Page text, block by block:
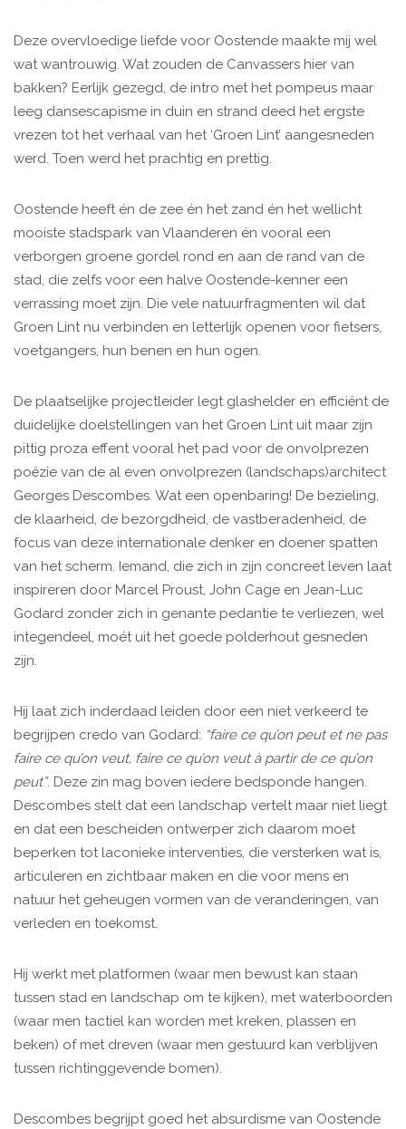
Deze overvloedige liefde voor Oostende maakte mij wel
wat wantrouwig. Wat zouden de Canvassers hier van
bakken? Eerlijk gezegd, de intro met het pompeus maar
leeg dansescapisme in duin en strand deed het ergste
vrezen tot het verhaal van het ‘Groen Lint’ aangesneden
werd. Toen werd het prachtig en prettig.
Oostende heeft én de zee én het zand én het wellicht
mooiste stadspark van Vlaanderen én vooral een
verborgen groene gordel rond en aan de rand van de
stad, die zelfs voor een halve Oostende-kenner een
verrassing moet zijn. Die vele natuurfragmenten wil dat
Groen Lint nu verbinden en letterlijk openen voor fietsers,
voetgangers, hun benen en hun ogen.
De plaatselijke projectleider legt glashelder en efficiënt de
duidelijke doelstellingen van het Groen Lint uit maar zijn
pittig proza effent vooral het pad voor de onvolprezen
poëzie van de al even onvolprezen (landschaps)architect
Georges Descombes. Wat een openbaring! De bezieling,
de klaarheid, de bezorgdheid, de vastberadenheid, de
focus van deze internationale denker en doener spatten
van het scherm. Iemand, die zich in zijn concreet leven laat
inspireren door Marcel Proust, John Cage en Jean-Luc
Godard zonder zich in genante pedantie te verliezen, wel
integendeel, moét uit het goede polderhout gesneden
zijn.
Hij laat zich inderdaad leiden door een niet verkeerd te
begrijpen credo van Godard: “faire ce qu’on peut et ne pas
faire ce qu’on veut, faire ce qu’on veut à partir de ce qu’on
peut”. Deze zin mag boven iedere bedsponde hangen.
Descombes stelt dat een landschap vertelt maar niet liegt
en dat een bescheiden ontwerper zich daarom moet
beperken tot laconieke interventies, die versterken wat is,
articuleren en zichtbaar maken en die voor mens en
natuur het geheugen vormen van de veranderingen, van
verleden en toekomst.
Hij werkt met platformen (waar men bewust kan staan
tussen stad en landschap om te kijken), met waterboorden
(waar men tactiel kan worden met kreken, plassen en
beken) of met dreven (waar men gestuurd kan verblijven
tussen richtinggevende bomen).
Descombes begrijpt goed het absurdisme van Oostende